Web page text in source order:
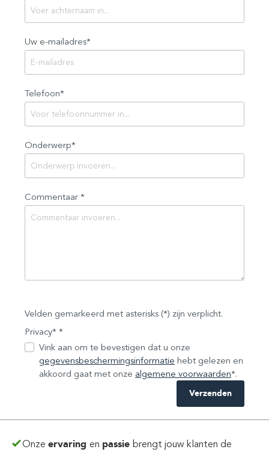
Uw e-mailadres*
Telefoon*
Onderwerp*
Commentaar *
Velden gemarkeerd met asterisks (*) zijn verplicht.
Privacy* *
Vink aan om te bevestigen dat u onze
gegevensbeschermingsinformatie hebt gelezen en
akkoord gaat met onze algemene voorwaarden*.
Verzenden
Onzeervaringen passie brengt jouw klanten de